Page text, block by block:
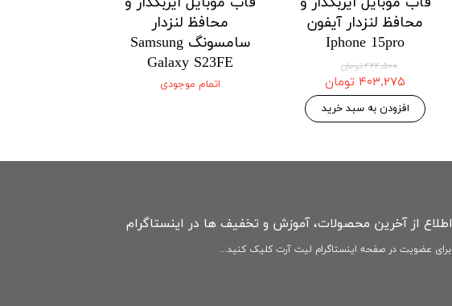
محافظ لنزدار
سامسونگ Samsung
Galaxy S23FE
اتمام موجودی
محافظ لنزدار آیفون
Iphone 15pro
۴۲۴,۵۰۰ تومان
۴۰۳,۲۷۵ تومان
افزودن به سبد خرید
اطلاع از آخرین محصولات، آموزش و تخفیف ها در اینستاگرام
برای عضویت در صفحه اینستاگرام لیت آرت کلیک کنید...